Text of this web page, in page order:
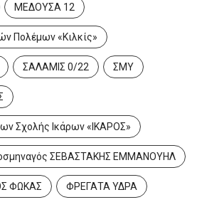
ΜΕΔΟΥΣΑ 12
Πολέμων «Κιλκίς»
ΣΑΛΑΜΙΣ 0/22 ΣΜΥ
Σχολής Ικάρων «ΙΚΑΡΟΣ»
ΣΕΒΑΣΤΑΚΗΣ ΕΜΜΑΝΟΥΗΛ
ΦΩΚΑΣ ΦΡΕΓΑΤΑ ΥΔΡΑ